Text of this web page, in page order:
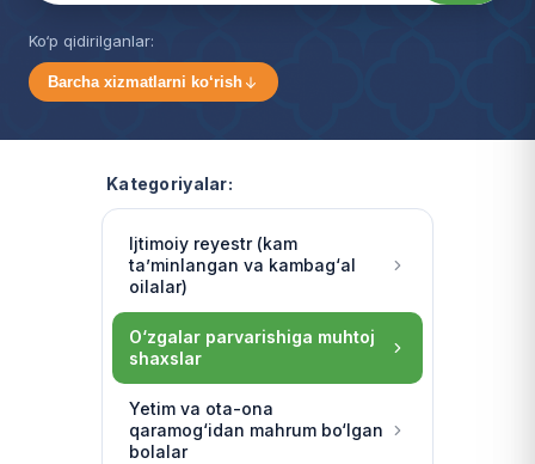
Ko‘p qidirilganlar:
Barcha xizmatlarni ko‘rish
Kategoriyalar:
Ijtimoiy reyestr (kam
ta’minlangan va kambag‘al
oilalar)
O‘zgalar parvarishiga muhtoj
shaxslar
Yetim va ota-ona
qaramog‘idan mahrum bo‘lgan
bolalar